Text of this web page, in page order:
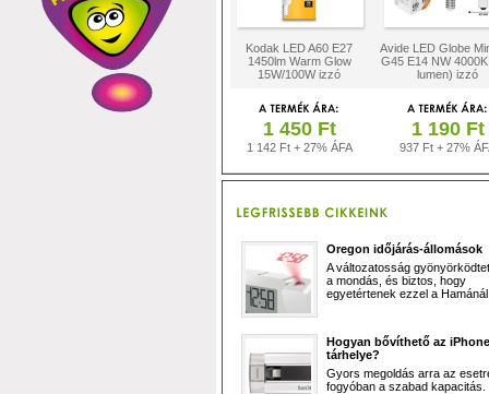
Kodak LED A60 E27
1450lm Warm Glow
15W/100W izzó
Avide LED Globe
G45 E14 NW
lumen) izzó
1 450 Ft
1 142 Ft + 27% ÁFA
1 190 Ft
937 Ft + 27%
Oregon időjárás-állomások
A változatosság
a mondás, és biztos, hogy
egyetértenek ezzel a
Hogyan bővíthető az iPhone
tárhelye?
Gyors megoldás arra az
fogyóban a szabad kapacitás.